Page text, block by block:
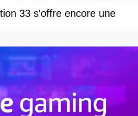
33 s'offre encore une